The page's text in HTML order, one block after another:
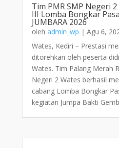
Tim PMR SMP Negeri
III Lomba Bongkar
JUMBARA 2026
oleh admin_wp | Agu 6,
Wates, Kediri – Prestasi
ditorehkan oleh peserta
Wates. Tim Palang Merah
Negeri 2 Wates berhasil
cabang Lomba Bongkar
kegiatan Jumpa Bakti